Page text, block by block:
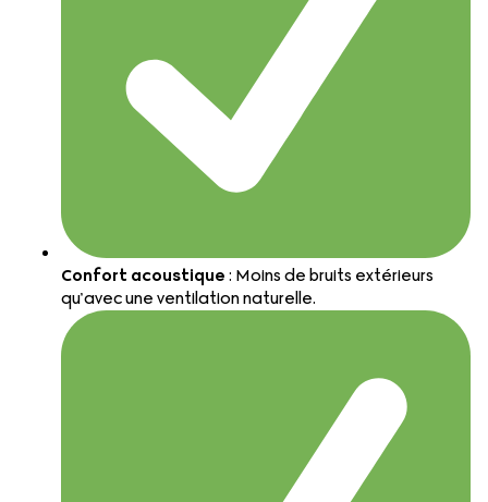
Confort acoustique: Moins de bruits extérieurs
qu’avec une ventilation naturelle.